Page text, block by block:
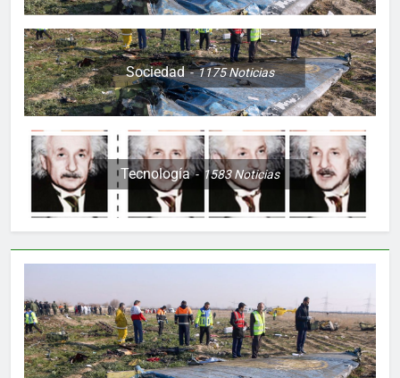
Sociedad 1175Noticias
Tecnología 1583Noticias